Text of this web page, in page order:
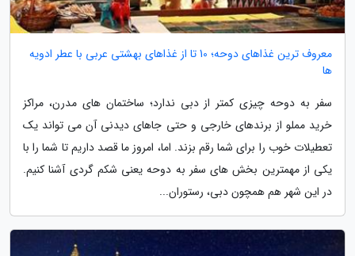
معروف ترین غذاهای دوحه؛ 10 تا از غذاهای بهشتی عربی با عطر ادویه
ها
سفر به دوحه چیزی کمتر از دبی ندارد؛ ساختمان های مدرن، مراکز
خرید مملو از برندهای خارجی و حتی جاهای دیدنی آن می تواند یک
تعطیلات خوب را برای شما رقم بزند. اما، امروز ما قصد داریم تا شما را با
یکی از مهمترین بخش های سفر به دوحه یعنی شکم گردی آشنا کنیم.
در این شهر هم همچون دبی، رستوران...